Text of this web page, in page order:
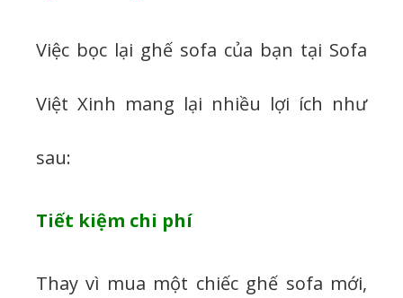
Việc bọc lại ghế sofa của bạn tại Sofa
Việt Xinh mang lại nhiều lợi ích như
sau:
Tiết kiệm chi phí
Thay vì mua một chiếc ghế sofa mới,